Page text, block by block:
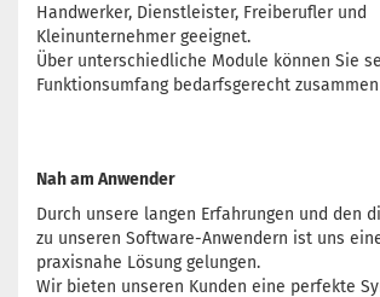
Handwerker, Dienstleister, Freiberufler und
Kleinunternehmer geeignet.
Über unterschiedliche Module können Sie
Funktionsumfang bedarfsgerecht
Nah am Anwender
Durch unsere langen Erfahrungen und den
zu unseren Software-Anwendern ist uns
praxisnahe Lösung gelungen.
Wir bieten unseren Kunden eine perfekte